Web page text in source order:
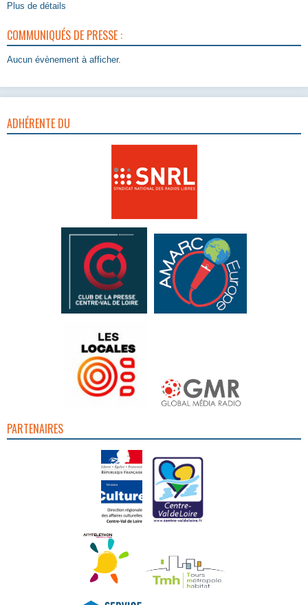
Plus de détails
COMMUNIQUÉS DE PRESSE :
Aucun évènement à afficher.
ADHÉRENTE DU
PARTENAIRES